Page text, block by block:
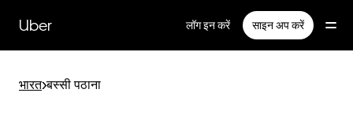
सामग्री
पर
Uber लॉग इन करें साइन अप करें
भारत>बस्सी पठाना